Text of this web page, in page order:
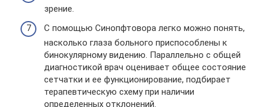
зрение.
С помощью Синопфтовора легко можно понять,
насколько глаза больного приспособлены к
бинокулярному видению. Параллельно с общей
диагностикой врач оценивает общее состояние
сетчатки и ее функционирование, подбирает
терапевтическую схему при наличии
определенных отклонений.